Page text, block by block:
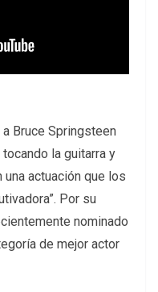
Bruce Springsteen
la guitarra y
actuación que los
Por su
nominado
de mejor actor